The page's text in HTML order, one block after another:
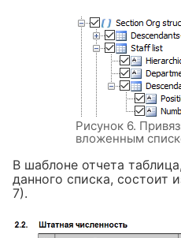
Рисунок 6.
вложенным
В шаблоне отчета
данного списка, состоит
7).